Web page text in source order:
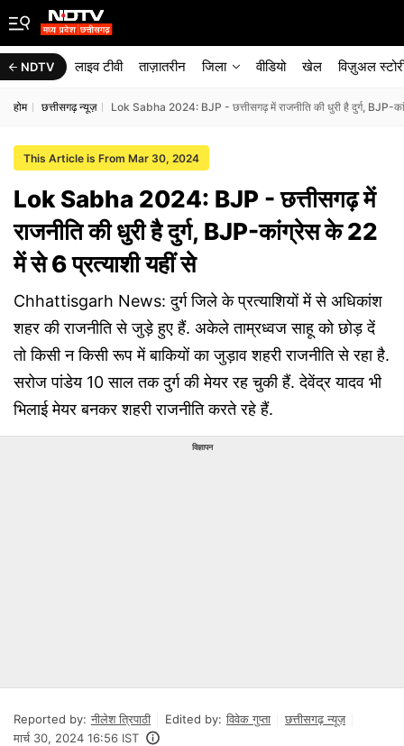
NDTV लाइव टीवी ताज़ातरीन जिला वीडियो खेल विज़ुअल
होम छत्तीसगढ़ न्यूज़ Lok Sabha 2024: BJP - छत्तीसगढ़ में राजनीति की धुरी है दुर्ग, BJP-
This Article is From Mar 30, 2024
Lok Sabha 2024: BJP - छत्तीसगढ़ में
राजनीति की धुरी है दुर्ग, BJP-कांग्रेस के 22
में से 6 प्रत्याशी यहीं से
Chhattisgarh News: दुर्ग जिले के प्रत्याशियों में से अधिकांश
शहर की राजनीति से जुड़े हुए हैं. अकेले ताम्रध्वज साहू को छोड़ दें
तो किसी न किसी रूप में बाक‍ियों का जुड़ाव शहरी राजनीति से रहा है.
सरोज पांडेय 10 साल तक दुर्ग की मेयर रह चुकी हैं. देवेंद्र यादव भी
भिलाई मेयर बनकर शहरी राजनीति करते रहे हैं.
विज्ञापन
Reported by: नीलेश त्रिपाठी Edited by: विवेक गुप्ता
छत्तीसगढ़ न्यूज़
मार्च 30, 2024 16:56 IST